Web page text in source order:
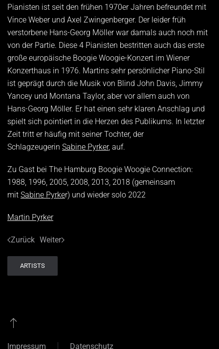
Pianisten ist seit den frühen 1970er Jahren befreundet mit
Vince Weber und Axel Zwingenberger. Der leider früh
verstorbene Hans-Georg Möller war damals auch noch mit
von der Partie. Diese 4 Pianisten bestritten auch das erste
große europäische Boogie Woogie-Konzert im Wiener
Konzerthaus in 1976. Martins sehr persönlicher Piano-Stil
ist geprägt durch die Musik von Blind John Davis, Jimmy
Yancey und Montana Taylor, aber vor allem auch von
Hans-Georg Möller. Er hat einen sehr klaren Anschlag und
spielt sich pointiert in die Herzen des Publikums. In letzter
Zeit tritt er häufig mit seiner Tochter, der
Schlagzeugerin Sabine Pyrker, auf.
Zu Gast bei The Hamburg Boogie Woogie Connection:
1988, 1996, 2005, 2008, 2013, 2018 (gemeinsam
mit Sabine Pyrker) und wieder solo 2022
Martin Pyrker
Zurück Weiter
ARTISTS
Impressum Datenschutz